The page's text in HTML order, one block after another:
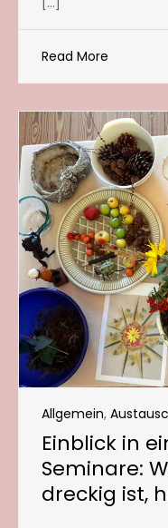
Read More
Allgemein,
Einblick in
Seminare:
dreckig ist,